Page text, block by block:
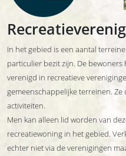
In het gebied is een aantal
particulier bezit zijn. De
verenigd in recreatieve
gemeenschappelijke terreinen.
activiteiten.
Men kan alleen lid worden van
recreatiewoning in het gebied.
echter niet via de verenigingen